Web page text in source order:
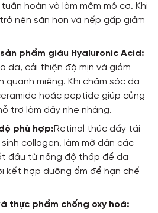
hoàn và làm mềm mô cơ. Khi
nên săn hơn và nếp gấp giảm
phẩm giàu Hyaluronic Acid:
da, cải thiện độ mịn và giảm
quanh miệng. Khi chăm sóc da
hoặc peptide giúp củng
trợ làm đầy nhẹ nhàng.
phù hợp:Retinol thúc đẩy tái
collagen, làm mờ dần các
đầu từ nồng độ thấp để da
kết hợp dưỡng ẩm để hạn chế
thực phẩm chống oxy hoá: